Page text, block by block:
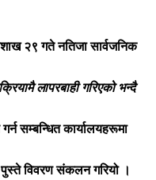
२९ गते नतिजा सार्वजनिक
लापरबाही गरिएको भन्दै
सम्बन्धित कार्यालयहरूमा
विवरण संकलन गरियो ।